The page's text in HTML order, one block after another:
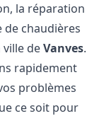
la réparation
de chaudières
ville deVanves.
rapidement
problèmes
ce soit pour